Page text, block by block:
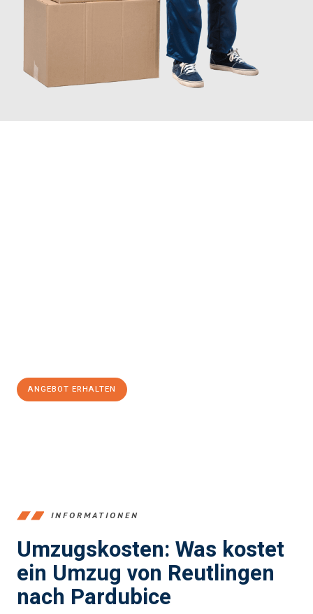
ANGEBOT ERHALTEN
INFORMATIONEN
Umzugskosten: Was kostet
ein Umzug von Reutlingen
nach Pardubice